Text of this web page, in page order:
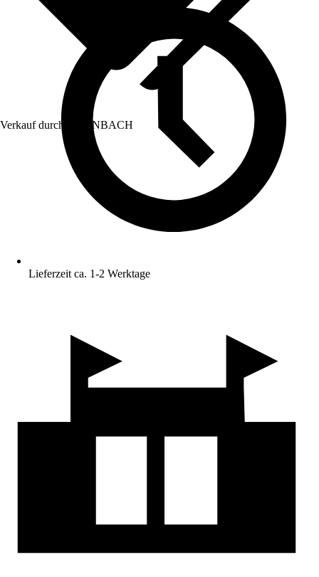
Verkauf durch: HORNBACH
Lieferzeit ca. 1-2 Werktage